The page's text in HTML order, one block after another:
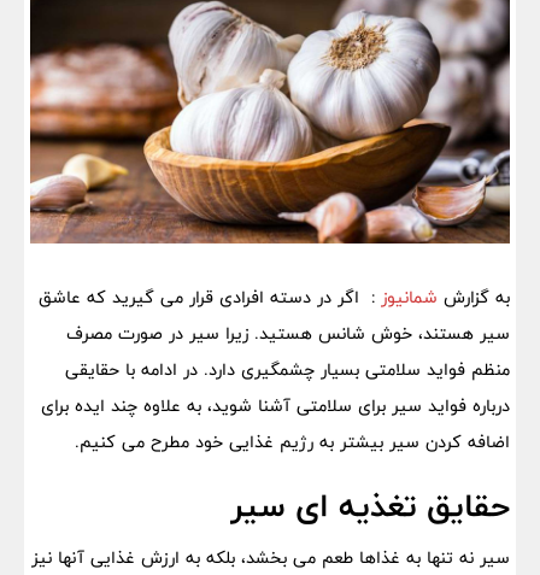
به گزارش شمانیوز : اگر در دسته افرادی قرار می گیرید که عاشق
سیر هستند، خوش شانس هستید. زیرا سیر در صورت مصرف
منظم فواید سلامتی بسیار چشمگیری دارد. در ادامه با حقایقی
درباره فواید سیر برای سلامتی آشنا شوید، به علاوه چند ایده برای
اضافه کردن سیر بیشتر به رژیم غذایی خود مطرح می کنیم.
حقایق تغذیه ای سیر
سیر نه تنها به غذاها طعم می بخشد، بلکه به ارزش غذایی آنها نیز